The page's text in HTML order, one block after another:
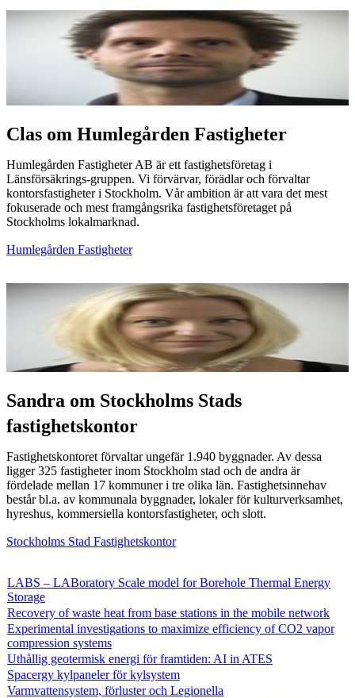
Clas om Humlegården Fastigheter
Humlegården Fastigheter AB är ett fastighetsföretag i
Länsförsäkrings-gruppen. Vi förvärvar, förädlar och förvaltar
kontorsfastigheter i Stockholm. Vår ambition är att vara det mest
fokuserade och mest framgångsrika fastighetsföretaget på
Stockholms lokalmarknad.
Humlegården Fastigheter
Sandra om Stockholms Stads
fastighetskontor
Fastighetskontoret förvaltar ungefär 1.940 byggnader. Av dessa
ligger 325 fastigheter inom Stockholm stad och de andra är
fördelade mellan 17 kommuner i tre olika län. Fastighetsinnehav
består bl.a. av kommunala byggnader, lokaler för kulturverksamhet,
hyreshus, kommersiella kontorsfastigheter, och slott.
Stockholms Stad Fastighetskontor
LABS – LABoratory Scale model for Borehole Thermal Energy
Storage
Recovery of waste heat from base stations in the mobile network
Experimental investigations to maximize efficiency of CO2 vapor
compression systems
Uthållig geotermisk energi för framtiden: AI in ATES
Spacergy kylpaneler för kylsystem
Varmvattensystem, förluster och Legionella